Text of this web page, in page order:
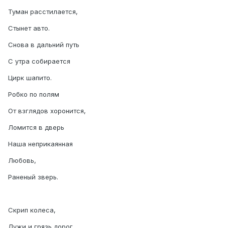
Туман расстилается,
Стынет авто.
Снова в дальний путь
С утра собирается
Цирк шапито.
Робко по полям
От взглядов хоронится,
Ломится в дверь
Наша неприкаянная
Любовь,
Раненый зверь.
Скрип колеса,